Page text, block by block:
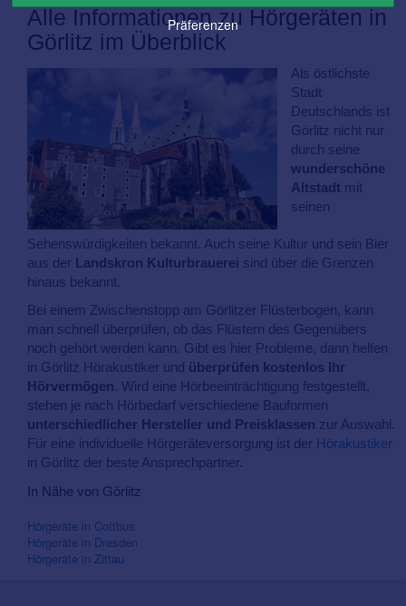
Alle Informationen zu Hörgeräten in
Görlitz im Überblick
Als östlichste
Stadt
Deutschlands ist
Görlitz nicht nur
durch seine
wunderschöne
Altstadt mit
seinen
Sehenswürdigkeiten bekannt. Auch seine Kultur und sein Bier
aus der Landskron Kulturbrauerei sind über die Grenzen
hinaus bekannt.
Bei einem Zwischenstopp am Görlitzer Flüsterbogen, kann
man schnell überprüfen, ob das Flüstern des Gegenübers
noch gehört werden kann. Gibt es hier Probleme, dann helfen
in Görlitz Hörakustiker und überprüfen kostenlos Ihr
Hörvermögen. Wird eine Hörbeeinträchtigung festgestellt,
stehen je nach Hörbedarf verschiedene Bauformen
unterschiedlicher Hersteller und Preisklassen zur Auswahl.
Für eine individuelle Hörgeräteversorgung ist der Hörakustiker
in Görlitz der beste Ansprechpartner.
In Nähe von Görlitz
Hörgeräte in Cottbus
Hörgeräte in Dresden
Hörgeräte in Zittau
Präferenzen